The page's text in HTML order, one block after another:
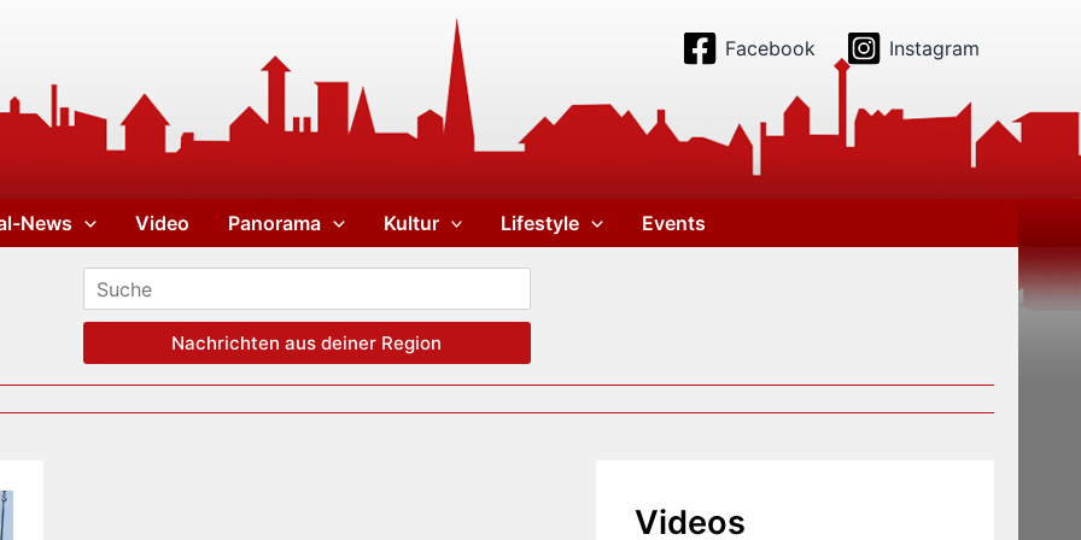
Facebook Instagram
News Video Panorama Kultur Lifestyle Events
Nachrichten aus deiner Region
Videos